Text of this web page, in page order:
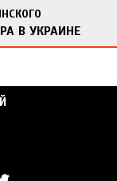
В УКРАИНЕ